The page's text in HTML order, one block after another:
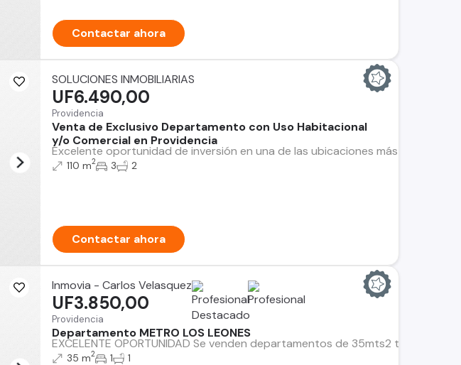
Contactar ahora
SOLUCIONES INMOBILIARIAS
Providencia
Venta de Exclusivo Departamento con Uso Habitacional
y/o Comercial en Providencia
Excelente oportunidad de inversión en una de las ubicaciones más
UF6.490,00
110 m2 3 2
Contactar ahora
Inmovia - Carlos Velasquez
Providencia
Departamento METRO LOS LEONES
EXCELENTE OPORTUNIDAD Se venden departamentos de 35mts2 totales,
UF3.850,00
35 m2 1 1